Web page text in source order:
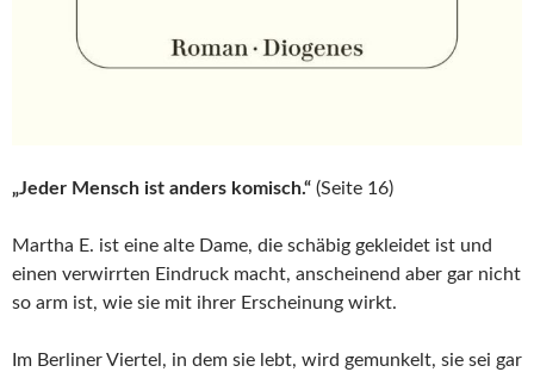
„Jeder Mensch ist anders komisch.“ (Seite 16)
Martha E. ist eine alte Dame, die schäbig gekleidet ist und
einen verwirrten Eindruck macht, anscheinend aber gar nicht
so arm ist, wie sie mit ihrer Erscheinung wirkt.
Im Berliner Viertel, in dem sie lebt, wird gemunkelt, sie sei gar